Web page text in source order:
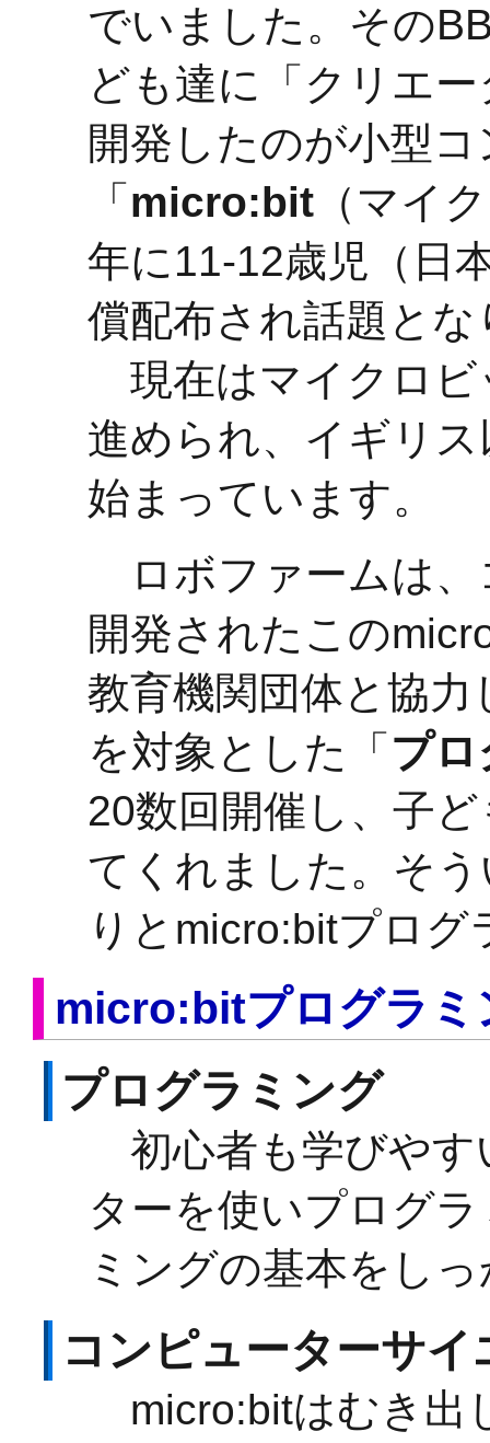
でいました。その
ども達に「クリエ
開発したのが小型
「 micro:bit （マイ
年に11-12歳児（日
償配布され話題と
現在はマイクロビ
進められ、イギリ
始まっています。
ロボファームは、
開発されたこの
教育機関団体と協
を対象とした「 プ
20数回開催し、子
てくれました。そ
りとmicro:bitプロ
micro:bitプログラミ
プログラミング
初心者も学びやす
ターを使いプログ
ミングの基本をし
コンピューターサイ
micro:bitはむき出